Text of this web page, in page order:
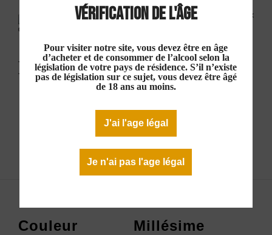
Vérification de l'âge
Pour visiter notre site, vous devez être en âge
d’acheter et de consommer de l’alcool selon la
législation de votre pays de résidence. S’il n’existe
pas de législation sur ce sujet, vous devez être âgé
de 18 ans au moins.
J'ai l'age légal
Je n'ai pas l'age légal
Gilles Portal
"Château Portal" AOP
Minervois Rouge 2022
Télécharger la fiche technique
Couleur Millésime